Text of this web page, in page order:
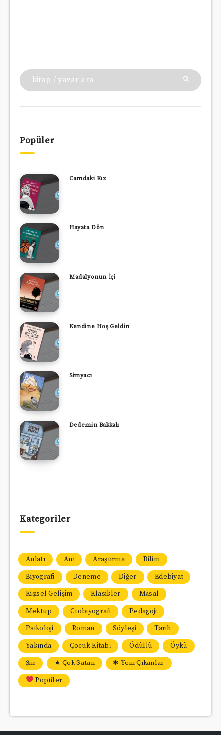
Popüler
Camdaki Kız
Hayata Dön
Madalyonun İçi
Kendine Hoş Geldin
Simyacı
Dedemin Bakkalı
Kategoriler
Anlatı Anı Araştırma
Bilim
Biyografi
Deneme Diğer
Edebiyat
Kişisel Gelişim
Klasikler
Masal
Mektup
Otobiyografi
Pedagoji
Psikoloji
Roman Söyleşi
Tarih
Yakında
Çocuk Kitabı Ödüllü
Öykü
Şiir
★ Çok Satan
✱ Yeni Çıkanlar
Popüler